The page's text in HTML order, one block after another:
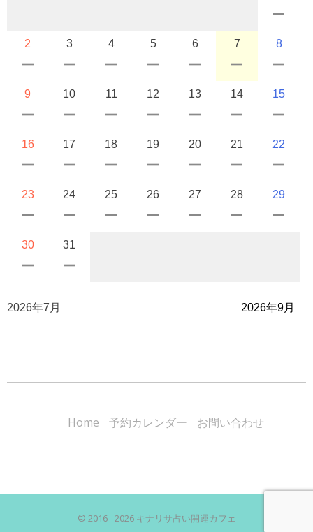
2 3 4 5 6 7 8
9 10 11 12 13 14 15
16 17 18 19 20 21 22
23 24 25 26 27 28 29
30 31
2026年7月 2026年9月
Home 予約カレンダー お問い合わせ
© 2016 - 2026 キナリサ占い開運カフェ